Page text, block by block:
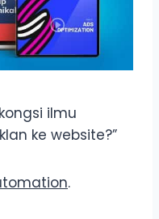
ilmu
ke website?”
.